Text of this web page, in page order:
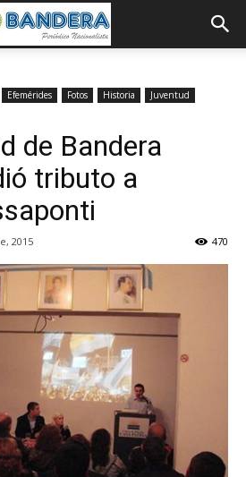
Efemérides Fotos Historia
Juventud
de Bandera
tributo a
2015 470